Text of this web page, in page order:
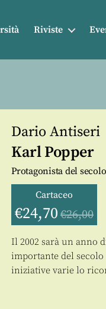
Riviste
Dario Antiseri
Karl Popper
Protagonista del
Cartaceo
€24,70 €26,00
Il 2002 sarà un anno
importante del
iniziative varie lo